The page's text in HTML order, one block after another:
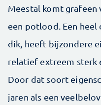
Meestal komt grafeen
een potlood. Een heel
dik, heeft bijzondere
relatief extreem sterk
Door dat soort
jaren als een